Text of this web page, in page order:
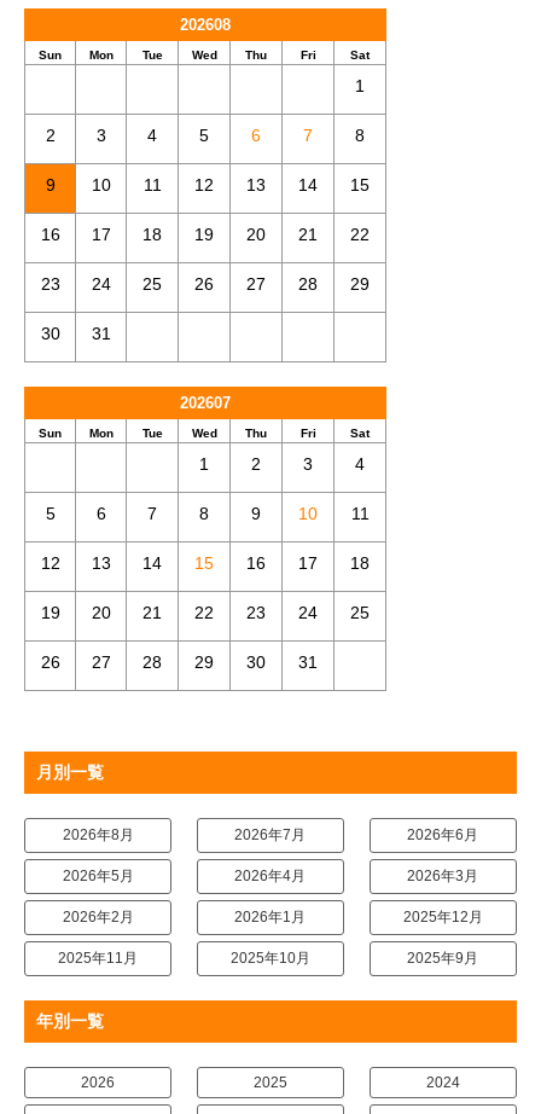
202608
Sun Mon Tue Wed Thu Fri Sat
1
2 3 4 5 6 7 8
9 10 11 12 13 14 15
16 17 18 19 20 21 22
23 24 25 26 27 28 29
30 31
202607
Sun Mon Tue Wed Thu Fri Sat
1 2 3 4
5 6 7 8 9 10 11
12 13 14 15 16 17 18
19 20 21 22 23 24 25
26 27 28 29 30 31
月別一覧
2026年8月 2026年7月 2026年6月
2026年5月 2026年4月 2026年3月
2026年2月 2026年1月 2025年12月
2025年11月 2025年10月 2025年9月
年別一覧
2026 2025 2024